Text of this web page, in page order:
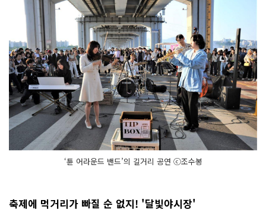
‘튠 어라운드 밴드’의 길거리 공연 ⓒ조수봉
축제에 먹거리가 빠질 순 없지! '달빛야시장'